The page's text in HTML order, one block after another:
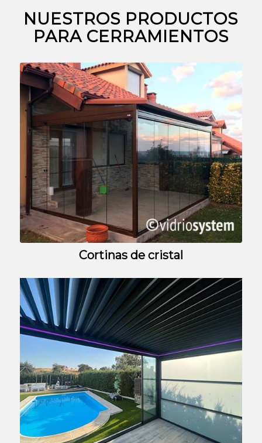
NUESTROS PRODUCTOS
PARA CERRAMIENTOS
Cortinas de cristal